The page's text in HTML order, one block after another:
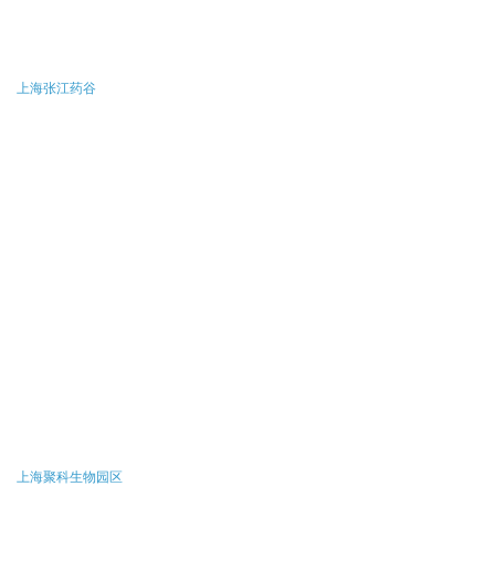
上海张江药谷
上海聚科生物园区